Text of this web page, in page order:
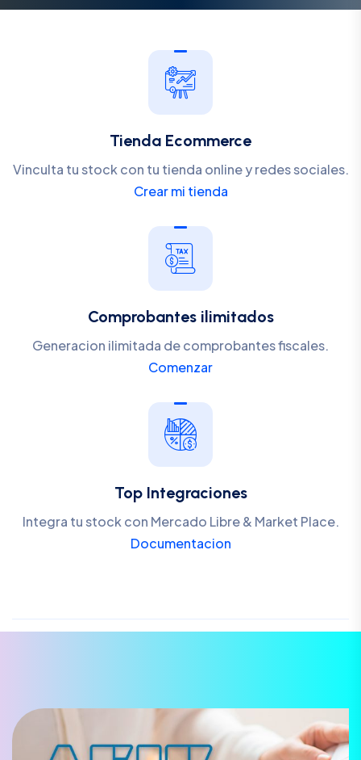
Tienda Ecommerce
Vinculta tu stock con tu tienda online y redes sociales.
Crear mi tienda
Comprobantes ilimitados
Generacion ilimitada de comprobantes fiscales.
Comenzar
Top Integraciones
Integra tu stock con Mercado Libre & Market Place.
Documentacion